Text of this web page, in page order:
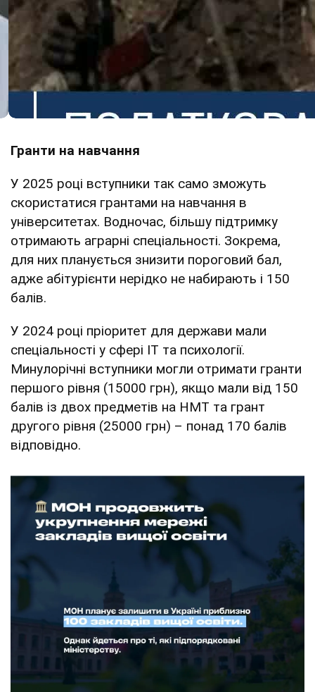
Гранти на навчання
У 2025 році вступники так само зможуть
скористатися грантами на навчання в
університетах. Водночас, більшу підтримку
отримають аграрні спеціальності. Зокрема,
для них планується знизити пороговий бал,
адже абітурієнти нерідко не набирають і 150
балів.
У 2024 році пріоритет для держави мали
спеціальності у сфері ІТ та психології.
Минулорічні вступники могли отримати гранти
першого рівня (15000 грн), якщо мали від 150
балів із двох предметів на НМТ та грант
другого рівня (25000 грн) – понад 170 балів
відповідно.